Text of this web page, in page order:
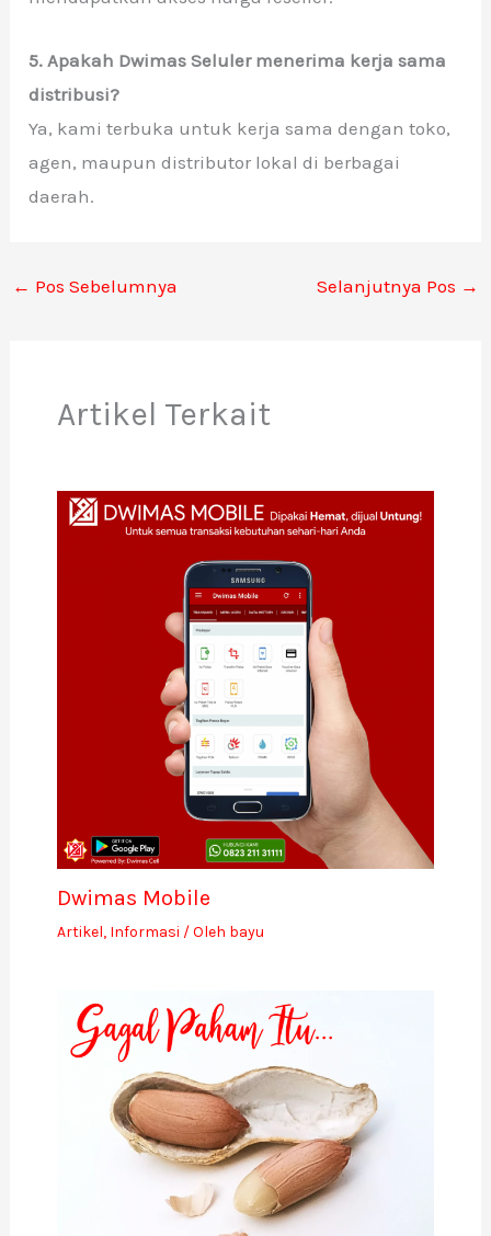
5. Apakah Dwimas Seluler menerima kerja sama
distribusi?
Ya, kami terbuka untuk kerja sama dengan toko,
agen, maupun distributor lokal di berbagai
daerah.
← Pos Sebelumnya Selanjutnya Pos →
Artikel Terkait
Dwimas Mobile
Artikel, Informasi / Oleh bayu